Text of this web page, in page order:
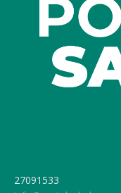
27091533